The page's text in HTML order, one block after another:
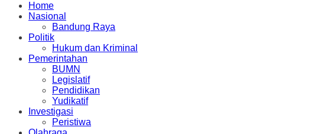
Home
Nasional
Bandung Raya
Politik
Hukum dan Kriminal
Pemerintahan
BUMN
Legislatif
Pendidikan
Yudikatif
Investigasi
Peristiwa